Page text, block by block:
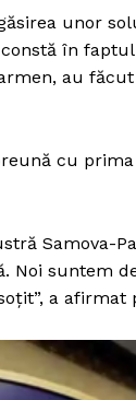
unor
în
au
cu
Samova-
Noi suntem
a afirmat